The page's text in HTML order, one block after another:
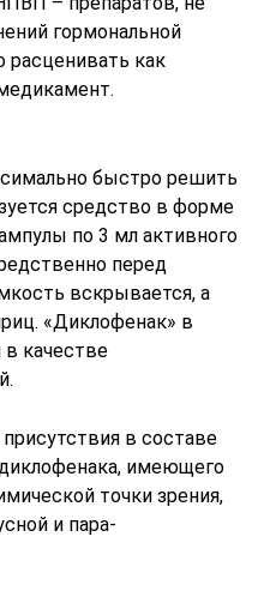
гормональной
расценивать как
быстро решить
средство в форме
по 3 мл активного
перед
вскрывается, а
«Диклофенак» в
качестве
в составе
имеющего
точки зрения,
и пара-